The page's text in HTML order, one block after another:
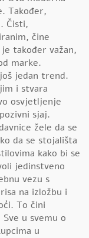
Također,
Čisti,
čine
također važan,
marke.
jedan trend.
i stvara
osvjetljenje
sjaj.
žele da se
da se stojališta
kako bi se
jedinstveno
vezu s
na izložbu i
To čini
u svemu o
u